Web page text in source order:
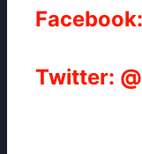
Twitter: